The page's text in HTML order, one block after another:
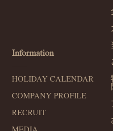
Information
HOLIDAY CALENDAR
COMPANY PROFILE
RECRUIT